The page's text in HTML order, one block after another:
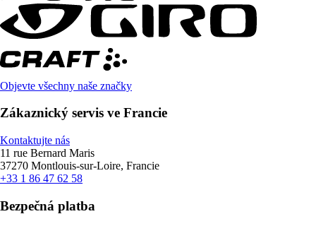
Objevte všechny naše značky
Zákaznický servis ve Francie
Kontaktujte nás
11 rue Bernard Maris
37270 Montlouis-sur-Loire, Francie
+33 1 86 47 62 58
Bezpečná platba